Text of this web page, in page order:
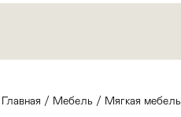
Главная / Мебель / Мягкая мебель